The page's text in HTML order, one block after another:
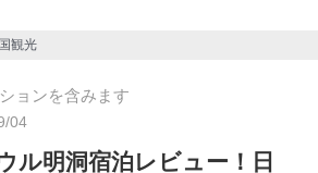
観光
ョンを含みます
04
ル明洞宿泊レビュー！日